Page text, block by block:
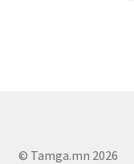
© Tamga.mn 2026